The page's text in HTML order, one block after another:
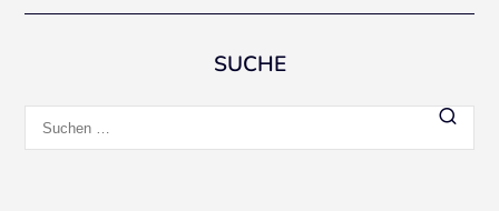
SUCHE
nach: